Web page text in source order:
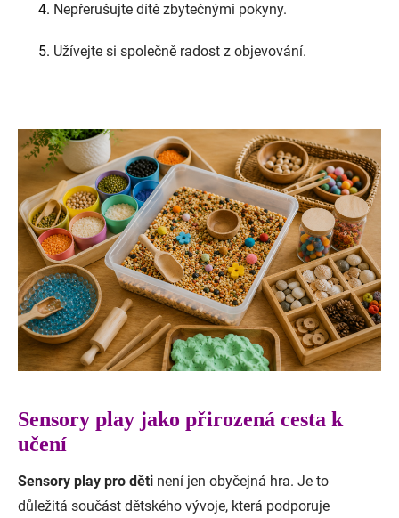
Nepřerušujte dítě zbytečnými pokyny.
Užívejte si společně radost z objevování.
Sensory play jako přirozená cesta k
učení
Sensory play pro děti není jen obyčejná hra. Je to
důležitá součást dětského vývoje, která podporuje